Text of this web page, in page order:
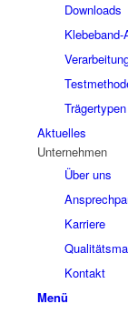
Downloads
Klebeband-
Trägertypen
Aktuelles
Unternehmen
Über uns
Karriere
Kontakt
Menü